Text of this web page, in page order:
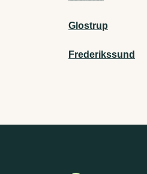
Glostrup
Frederikssund